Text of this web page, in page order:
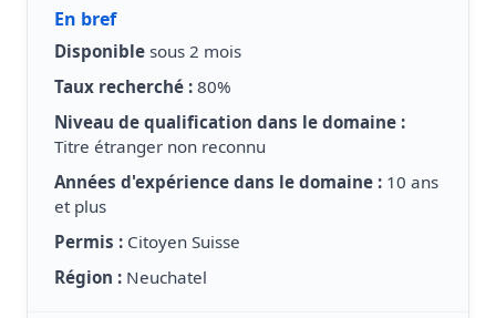
En bref
Disponible sous 2 mois
Taux recherché : 80%
Niveau de qualification dans le domaine :
Titre étranger non reconnu
Années d'expérience dans le domaine : 10 ans
et plus
Permis : Citoyen Suisse
Région : Neuchatel